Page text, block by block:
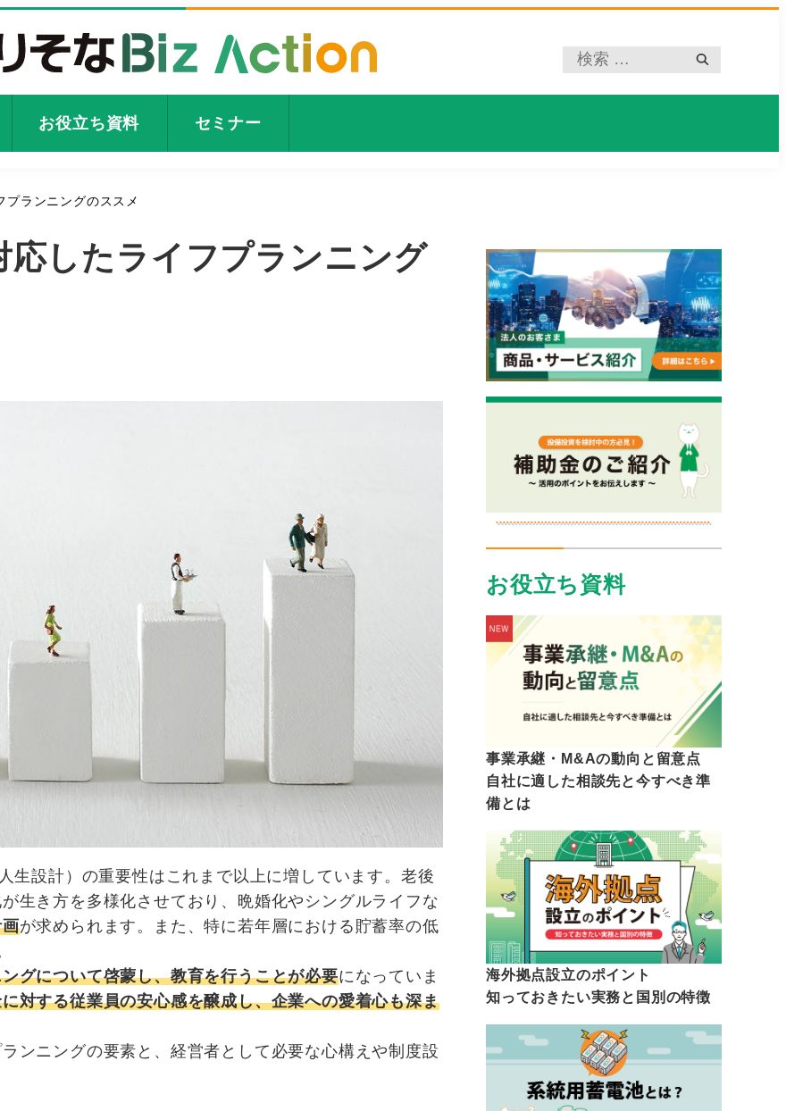
プ
ホ
お役立ち資料 セミナー
プランニングのススメ
応したライフプランニング
生設計）の重要性はこれまで以上に増しています。老後
生き方を多様化させており、晩婚化やシングルライフな
が求められます。また、特に若年層における貯蓄率の低
グについて啓蒙し、教育を行うことが必要になっていま
対する従業員の安心感を醸成し、企業への愛着心も深ま
ンニングの要素と、経営者として必要な心構えや制度設
お役立ち資料
事業承継・M&Aの動向と留意点
自社に適した相談先と今すべき準
備とは
海外拠点設立のポイント
知っておきたい実務と国別の特徴